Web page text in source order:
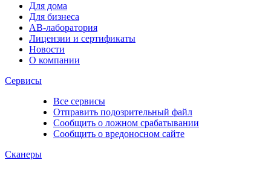
Для дома
Для бизнеса
АВ-лаборатория
Лицензии и сертификаты
Новости
О компании
Сервисы
Все сервисы
Отправить подозрительный файл
Сообщить о ложном срабатывании
Сообщить о вредоносном сайте
Сканеры